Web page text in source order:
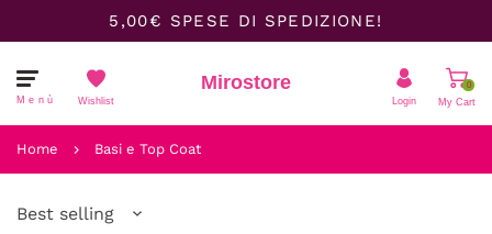
5,00€ SPESE DI SPEDIZIONE!
Menù Wishlist
Mirostore
Login
0
My Cart
Il carrello è vuoto.
Home Basi e Top Coat
Best selling